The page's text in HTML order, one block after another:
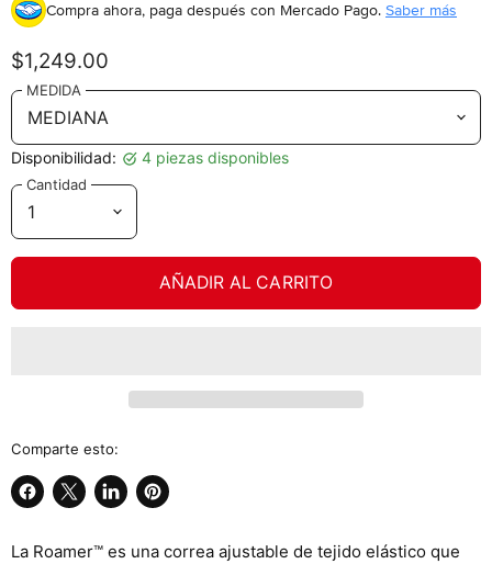
Compra ahora, paga después con Mercado Pago. Saber más
$1,249.00
MEDIDA
Disponibilidad: 4 piezas disponibles
Cantidad
AÑADIR AL CARRITO
Comparte esto:
Compartir
Facebook
Compartir
X
Compartir
LinkedIn
Guardar
Pinterest
La Roamer™ es una correa ajustable de tejido elástico que